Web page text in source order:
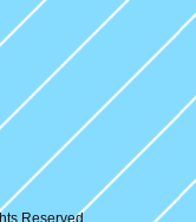
Reserved.